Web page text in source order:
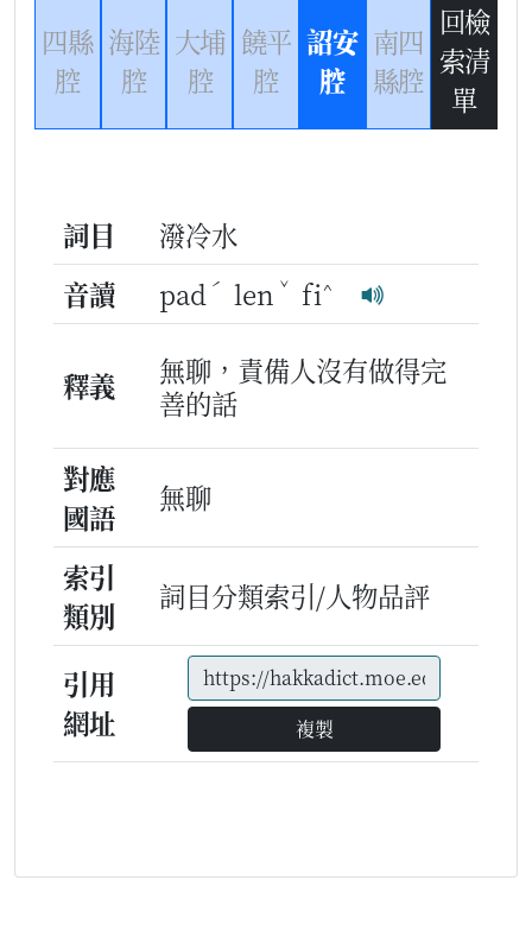
四縣
腔
海陸
腔
大埔
腔
饒平
腔
詔安
腔
南四
縣腔
回檢
索清
單
詞目
潑冷水
音讀
pad ˊ len ˇ fi^
釋義
無聊，責備人沒有做得完
善的話
對應
國語
無聊
索引
類別
詞目分類索引/人物品評
引用
網址
複製